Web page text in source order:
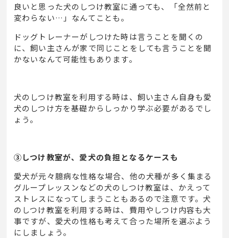
良いと思った犬のしつけ教室に通っても、「全然前と
変わらない… 」なんてことも。
ドッグトレーナーがしつけた時は言うことを聞くの
に、飼い主さんが家で同じことをしても言うことを聞
かないなんて可能性もあります。
犬のしつけ教室を利用する時は、飼い主さん自身も愛
犬のしつけ方を基礎からしっかり学ぶ必要があるでし
ょう。
③しつけ教室が、愛犬の負担となるケースも
愛犬が元々臆病な性格な場合、他の犬種が多く集まる
グループレッスンなどの犬のしつけ教室は、かえって
ストレスになってしまうこともあるので注意です。犬
のしつけ教室を利用する時は、費用やしつけ内容も大
事ですが、愛犬の性格も考えて合った場所を選ぶよう
にしましょう。